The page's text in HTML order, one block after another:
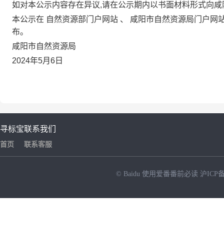
如对本公示内容存在异议,请在公示期内以书面材料形式向
本公示在 自然资源部门户网站 、 咸阳市自然资源局门户网
布。
咸阳市自然资源局
2024年5月6日
寻标宝
首页
联系我们
联系客服
© Baidu 使用爱番番前必读 沪ICP